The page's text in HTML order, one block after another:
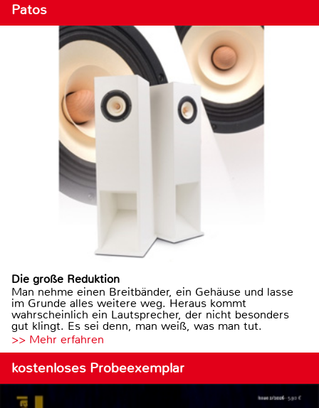
Patos
Die große Reduktion
Man nehme einen Breitbänder, ein Gehäuse und lasse
im Grunde alles weitere weg. Heraus kommt
wahrscheinlich ein Lautsprecher, der nicht besonders
gut klingt. Es sei denn, man weiß, was man tut.
>> Mehr erfahren
kostenloses Probeexemplar